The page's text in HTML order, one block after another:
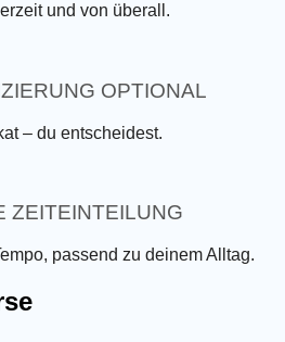
und von überall.
OPTIONAL
– du entscheidest.
ZEITEINTEILUNG
passend zu deinem Alltag.